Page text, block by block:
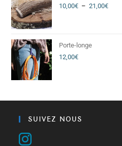
10,00€ – 21,00€
Porte-longe
12,00€
SUIVEZ NOUS